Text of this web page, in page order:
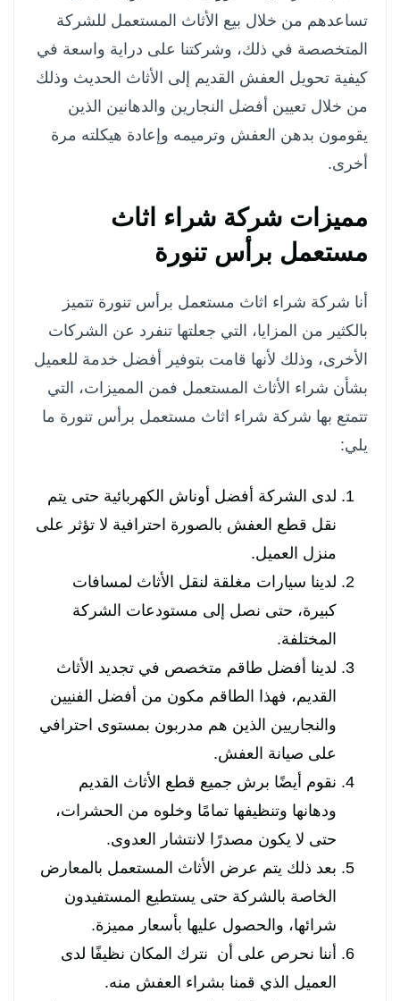
تساعدهم من خلال بيع الأثاث المستعمل للشركة
المتخصصة في ذلك، وشركتنا على دراية واسعة في
كيفية تحويل العفش القديم إلى الأثاث الحديث وذلك
من خلال تعيين أفضل النجارين والدهانين الذين
يقومون بدهن العفش وترميمه وإعادة هيكلته مرة
أخرى.
مميزات شركة شراء اثاث
مستعمل برأس تنورة
أنا شركة شراء اثاث مستعمل برأس تنورة تتميز
بالكثير من المزايا، التي جعلتها تنفرد عن الشركات
الأخرى، وذلك لأنها قامت بتوفير أفضل خدمة للعميل
بشأن شراء الأثاث المستعمل فمن المميزات، التي
تتمتع بها شركة شراء اثاث مستعمل برأس تنورة ما
يلي:
لدى الشركة أفضل أوناش الكهربائية حتى يتم
نقل قطع العفش بالصورة احترافية لا تؤثر على
منزل العميل.
لدينا سيارات مغلقة لنقل الأثاث لمسافات
كبيرة، حتى نصل إلى مستودعات الشركة
المختلفة.
لدينا أفضل طاقم متخصص في تجديد الأثاث
القديم، فهذا الطاقم مكون من أفضل الفنيين
والنجاريين الذين هم مدربون بمستوى احترافي
على صيانة العفش.
نقوم أيضًا برش جميع قطع الأثاث القديم
ودهانها وتنظيفها تمامًا وخلوه من الحشرات،
حتى لا يكون مصدرًا لانتشار العدوى.
بعد ذلك يتم عرض الأثاث المستعمل بالمعارض
الخاصة بالشركة حتى يستطيع المستفيدون
شرائها، والحصول عليها بأسعار مميزة.
أننا نحرص على أن نترك المكان نظيفًا لدى
العميل الذي قمنا بشراء العفش منه.